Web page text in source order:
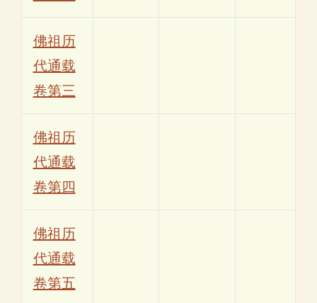
佛祖历
代通载
卷第三
佛祖历
代通载
卷第四
佛祖历
代通载
卷第五